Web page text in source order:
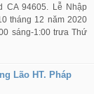
CA 94605. Lễ Nhập
tháng 12 năm 2020
sáng-1:00 trưa Thứ
Lão HT. Pháp